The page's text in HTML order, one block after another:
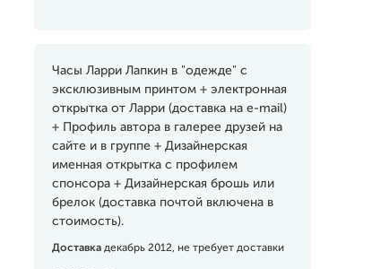
Часы Ларри Лапкин в "одежде" с
эксклюзивным принтом + электронная
открытка от Ларри (доставка на e-mail)
+ Профиль автора в галерее друзей на
сайте и в группе + Дизайнерская
именная открытка с профилем
спонсора + Дизайнерская брошь или
брелок (доставка почтой включена в
стоимость).
Доставка декабрь 2012, не требует доставки